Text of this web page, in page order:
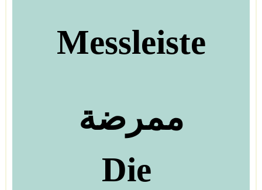
Messleiste
ممرضة
Die